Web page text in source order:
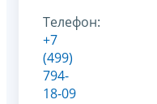
Телефон:
+7
(499)
794-
18-09